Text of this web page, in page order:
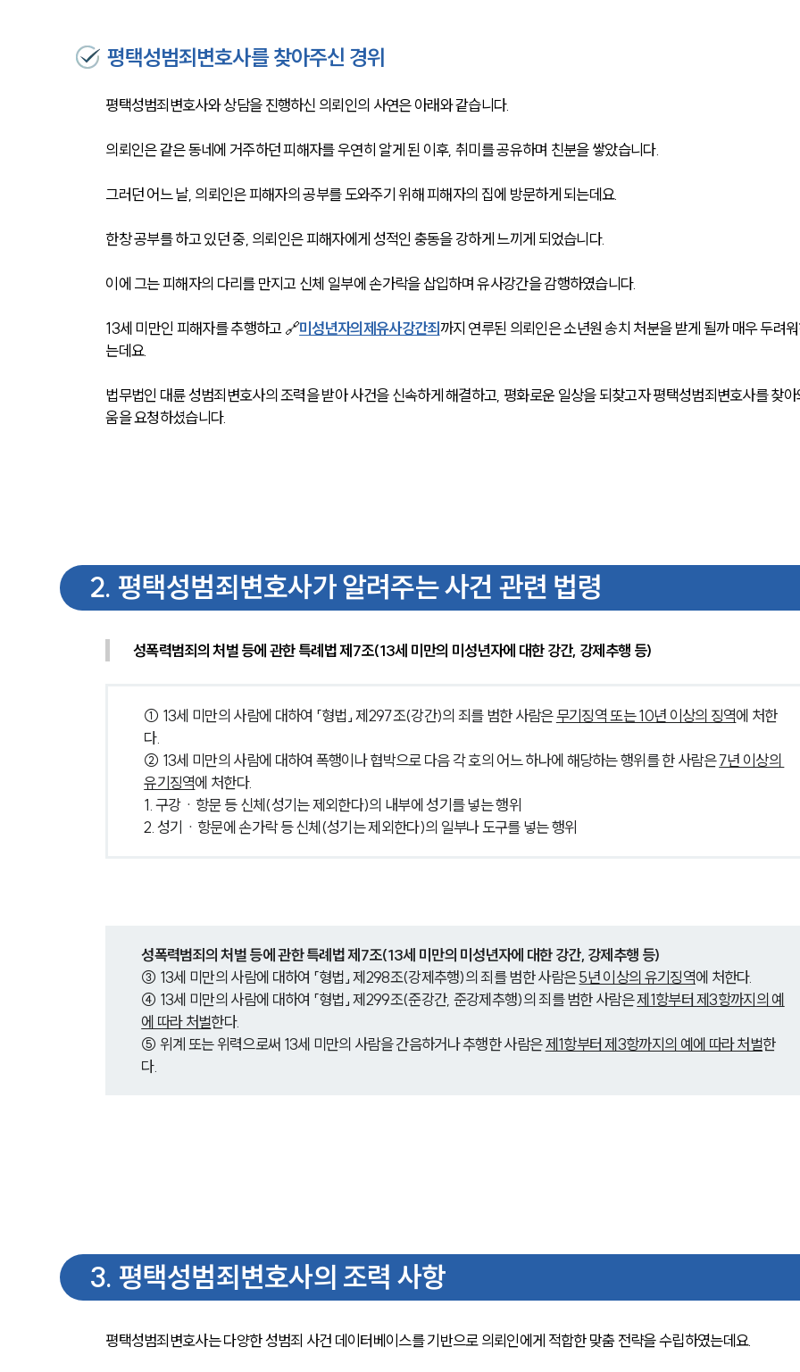
평택성범죄변호사를 찾아주신 경위
평택성범죄변호사와 상담을 진행하신 의뢰인의 사연은 아래와 같습니다.
의뢰인은 같은 동네에 거주하던 피해자를 우연히 알게 된 이후, 취미를 공유하며 친분을 쌓았습니다.
그러던 어느 날, 의뢰인은 피해자의 공부를 도와주기 위해 피해자의 집에 방문하게 되는데요.
한창 공부를 하고 있던 중, 의뢰인은 피해자에게 성적인 충동을 강하게 느끼게 되었습니다.
이에 그는 피해자의 다리를 만지고 신체 일부에 손가락을 삽입하며 유사강간을 감행하였습니다.
13세 미만인 피해자를 추행하고 🔗미성년자의제유사강간죄까지 연루된 의뢰인은 소년원 송치 처분을 받게 될까 매우 두려
는데요.
법무법인 대륜 성범죄변호사의 조력을 받아 사건을 신속하게 해결하고, 평화로운 일상을 되찾고자 평택성범죄변호사를 찾아
움을 요청하셨습니다.
2. 평택성범죄변호사가 알려주는 사건 관련 법령
성폭력범죄의 처벌 등에 관한 특례법 제7조(13세 미만의 미성년자에 대한 강간, 강제추행 등)
① 13세 미만의 사람에 대하여 「형법」 제297조(강간)의 죄를 범한 사람은 무기징역 또는 10년 이상의 징역에 처한
다.
② 13세 미만의 사람에 대하여 폭행이나 협박으로 다음 각 호의 어느 하나에 해당하는 행위를 한 사람은 7년 이상의
유기징역에 처한다.
1. 구강ㆍ항문 등 신체(성기는 제외한다)의 내부에 성기를 넣는 행위
2. 성기ㆍ항문에 손가락 등 신체(성기는 제외한다)의 일부나 도구를 넣는 행위
성폭력범죄의 처벌 등에 관한 특례법 제7조(13세 미만의 미성년자에 대한 강간, 강제추행 등)
③ 13세 미만의 사람에 대하여 「형법」 제298조(강제추행)의 죄를 범한 사람은 5년 이상의 유기징역에 처한다.
④ 13세 미만의 사람에 대하여 「형법」 제299조(준강간, 준강제추행)의 죄를 범한 사람은 제1항부터 제3항까지의 예
에 따라 처벌한다.
⑤ 위계 또는 위력으로써 13세 미만의 사람을 간음하거나 추행한 사람은 제1항부터 제3항까지의 예에 따라 처벌한
다.
3. 평택성범죄변호사의 조력 사항
평택성범죄변호사는 다양한 성범죄 사건 데이터베이스를 기반으로 의뢰인에게 적합한 맞춤 전략을 수립하였는데요.